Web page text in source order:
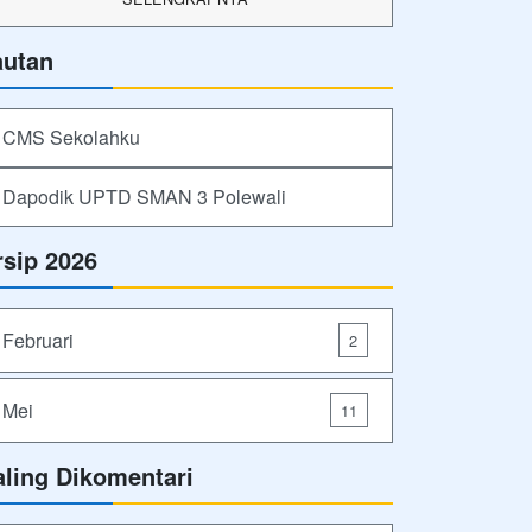
CMS Sekolahku
Dapodik UPTD SMAN 3 Polewali
2026
Februari 2
Mei 11
Dikomentari